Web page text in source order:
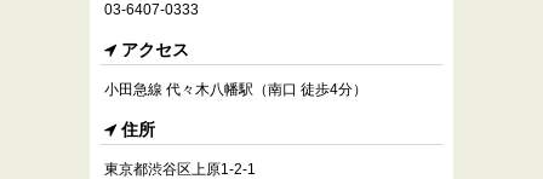
03-6407-0333
アクセス
小田急線 代々木八幡駅（南口 徒歩4分）
住所
東京都渋谷区上原1-2-1